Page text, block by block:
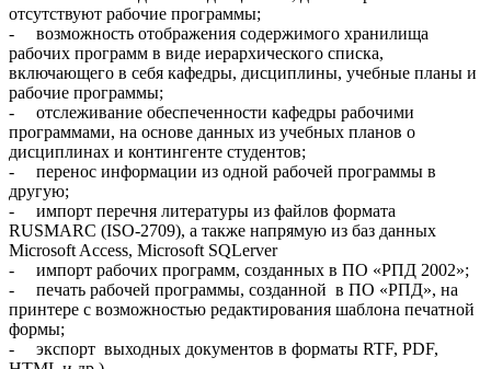
отсутствуют рабочие программы;
- возможность отображения содержимого хранилища
рабочих программ в виде иерархического списка,
включающего в себя кафедры, дисциплины, учебные планы и
рабочие программы;
- отслеживание обеспеченности кафедры рабочими
программами, на основе данных из учебных планов о
дисциплинах и контингенте студентов;
- перенос информации из одной рабочей программы в
другую;
- импорт перечня литературы из файлов формата
RUSMARC (ISO-2709), а также напрямую из баз данных
Microsoft Access, Microsoft SQLerver
- импорт рабочих программ, созданных в ПО «РПД 2002»;
- печать рабочей программы, созданной в ПО «РПД», на
принтере с возможностью редактирования шаблона печатной
формы;
- экспорт выходных документов в форматы RTF, PDF,